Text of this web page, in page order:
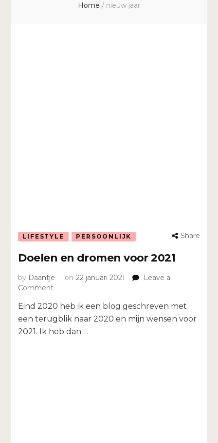
Home / nieuw jaar
LIFESTYLE PERSOONLIJK Share
Doelen en dromen voor 2021
by Daantje on 22 januari 2021
Leave a
Comment
en
dromen
voor
Eind 2020 heb ik een blog geschreven met
een terugblik naar 2020 en mijn wensen voor
2021. Ik heb dan …